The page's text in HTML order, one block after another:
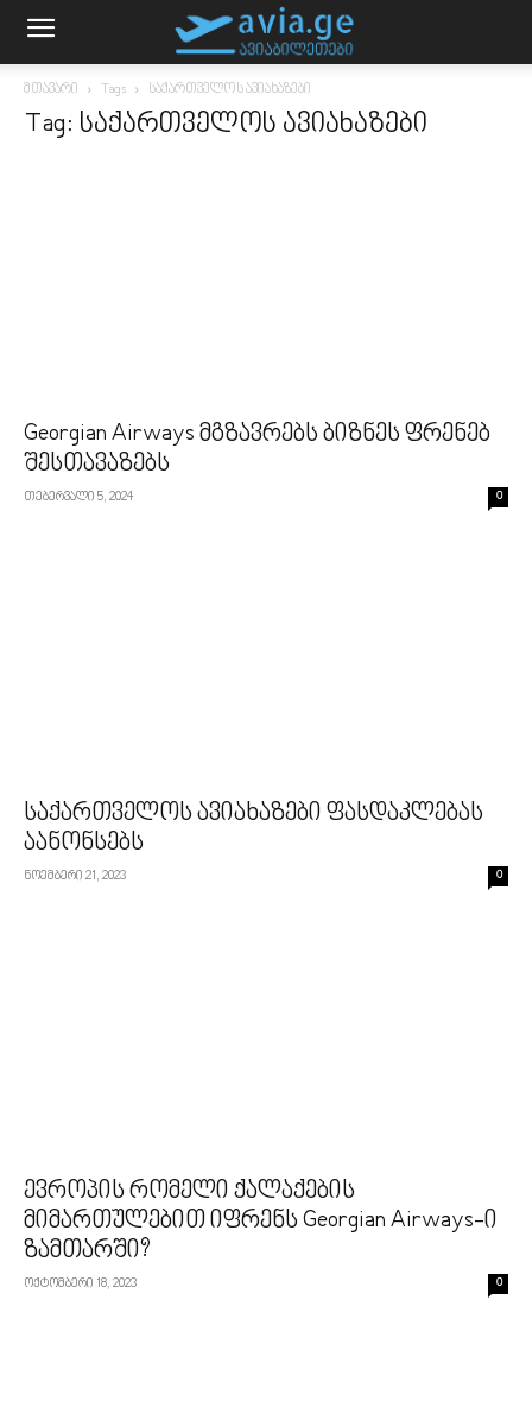
მთავარი Tags საქართველოს ავიახაზები
Tag: საქართველოს ავიახაზები
Georgian Airways მგზავრებს ბიზნეს ფრენებ
შესთავაზებს
თებერვალი 5, 2024 0
საქართველოს ავიახაზები ფასდაკლებას
აანონსებს
ნოემბერი 21, 2023 0
ევროპის რომელი ქალაქების
მიმართულებით იფრენს Georgian Airways-ი
ზამთარში?
ოქტომბერი 18, 2023 0